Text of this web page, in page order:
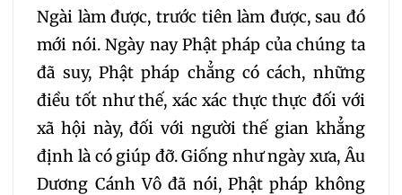
Ngài làm được, trước tiên làm được, sau đó
mới nói. Ngày nay Phật pháp của chúng ta
đã suy, Phật pháp chẳng có cách, những
điều tốt như thế, xác xác thực thực đối với
xã hội này, đối với người thế gian khẳng
định là có giúp đỡ. Giống như ngày xưa, Âu
Dương Cánh Vô đã nói, Phật pháp không